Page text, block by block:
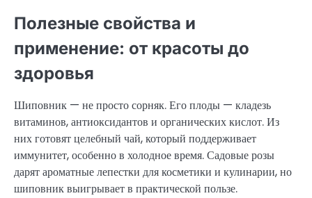
Полезные свойства и
применение: от красоты до
здоровья
Шиповник — не просто сорняк. Его плоды — кладезь
витаминов, антиоксидантов и органических кислот. Из
них готовят целебный чай, который поддерживает
иммунитет, особенно в холодное время. Садовые розы
дарят ароматные лепестки для косметики и кулинарии, но
шиповник выигрывает в практической пользе.